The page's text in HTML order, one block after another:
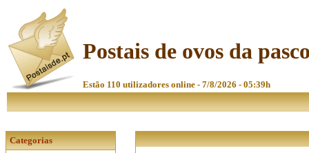
Postais de ovos da
Estão 110 utilizadores online - 7/8/2026 - 05:39h
Categorias